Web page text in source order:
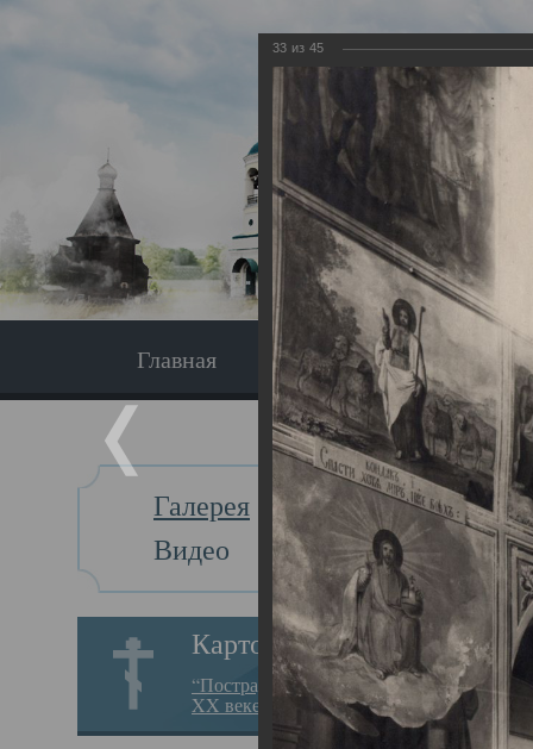
Главная Экскурсия
Галерея
Видео
Картотека
“Пострадавшие за веру в
XX веке на Севере”
Главная
33 из 45